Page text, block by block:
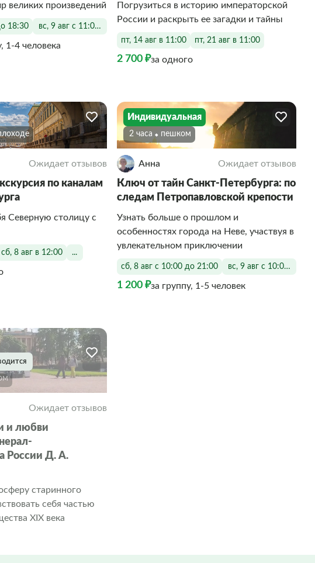
великих произведений
18:30 вс, 9 авг с 11:00 до 16:30
1-4 человека
Погрузиться в историю императорской
России и раскрыть ее загадки и тайны
пт, 14 авг в 11:00 пт, 21 авг в 11:00
2 700 ₽за одного
Ожидает отзывов
по каналам
Северную столицу с
сб, 8 авг в 12:00 ...
Индивидуальная
2 часа Пешком
Анна Ожидает отзывов
Ключ от тайн Санкт-Петербурга: по
следам Петропавловской крепости
Узнать больше о прошлом и
особенностях города на Неве, участвуя в
увлекательном приключении
сб, 8 авг с 10:00 до 21:00 вс, 9 авг с 10:00 до
1 200 ₽за группу, 1-5 человек
Ожидает отзывов
и любви
России Д. А.
старинного
себя частью
XIX века